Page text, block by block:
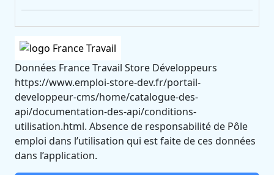
Données France Travail Store Développeurs
https://www.emploi-store-dev.fr/portail-
developpeur-cms/home/catalogue-des-
api/documentation-des-api/conditions-
utilisation.html. Absence de responsabilité de Pôle
emploi dans l’utilisation qui est faite de ces données
dans l’application.